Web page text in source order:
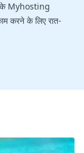
Myhosting
करने के लिए रात-